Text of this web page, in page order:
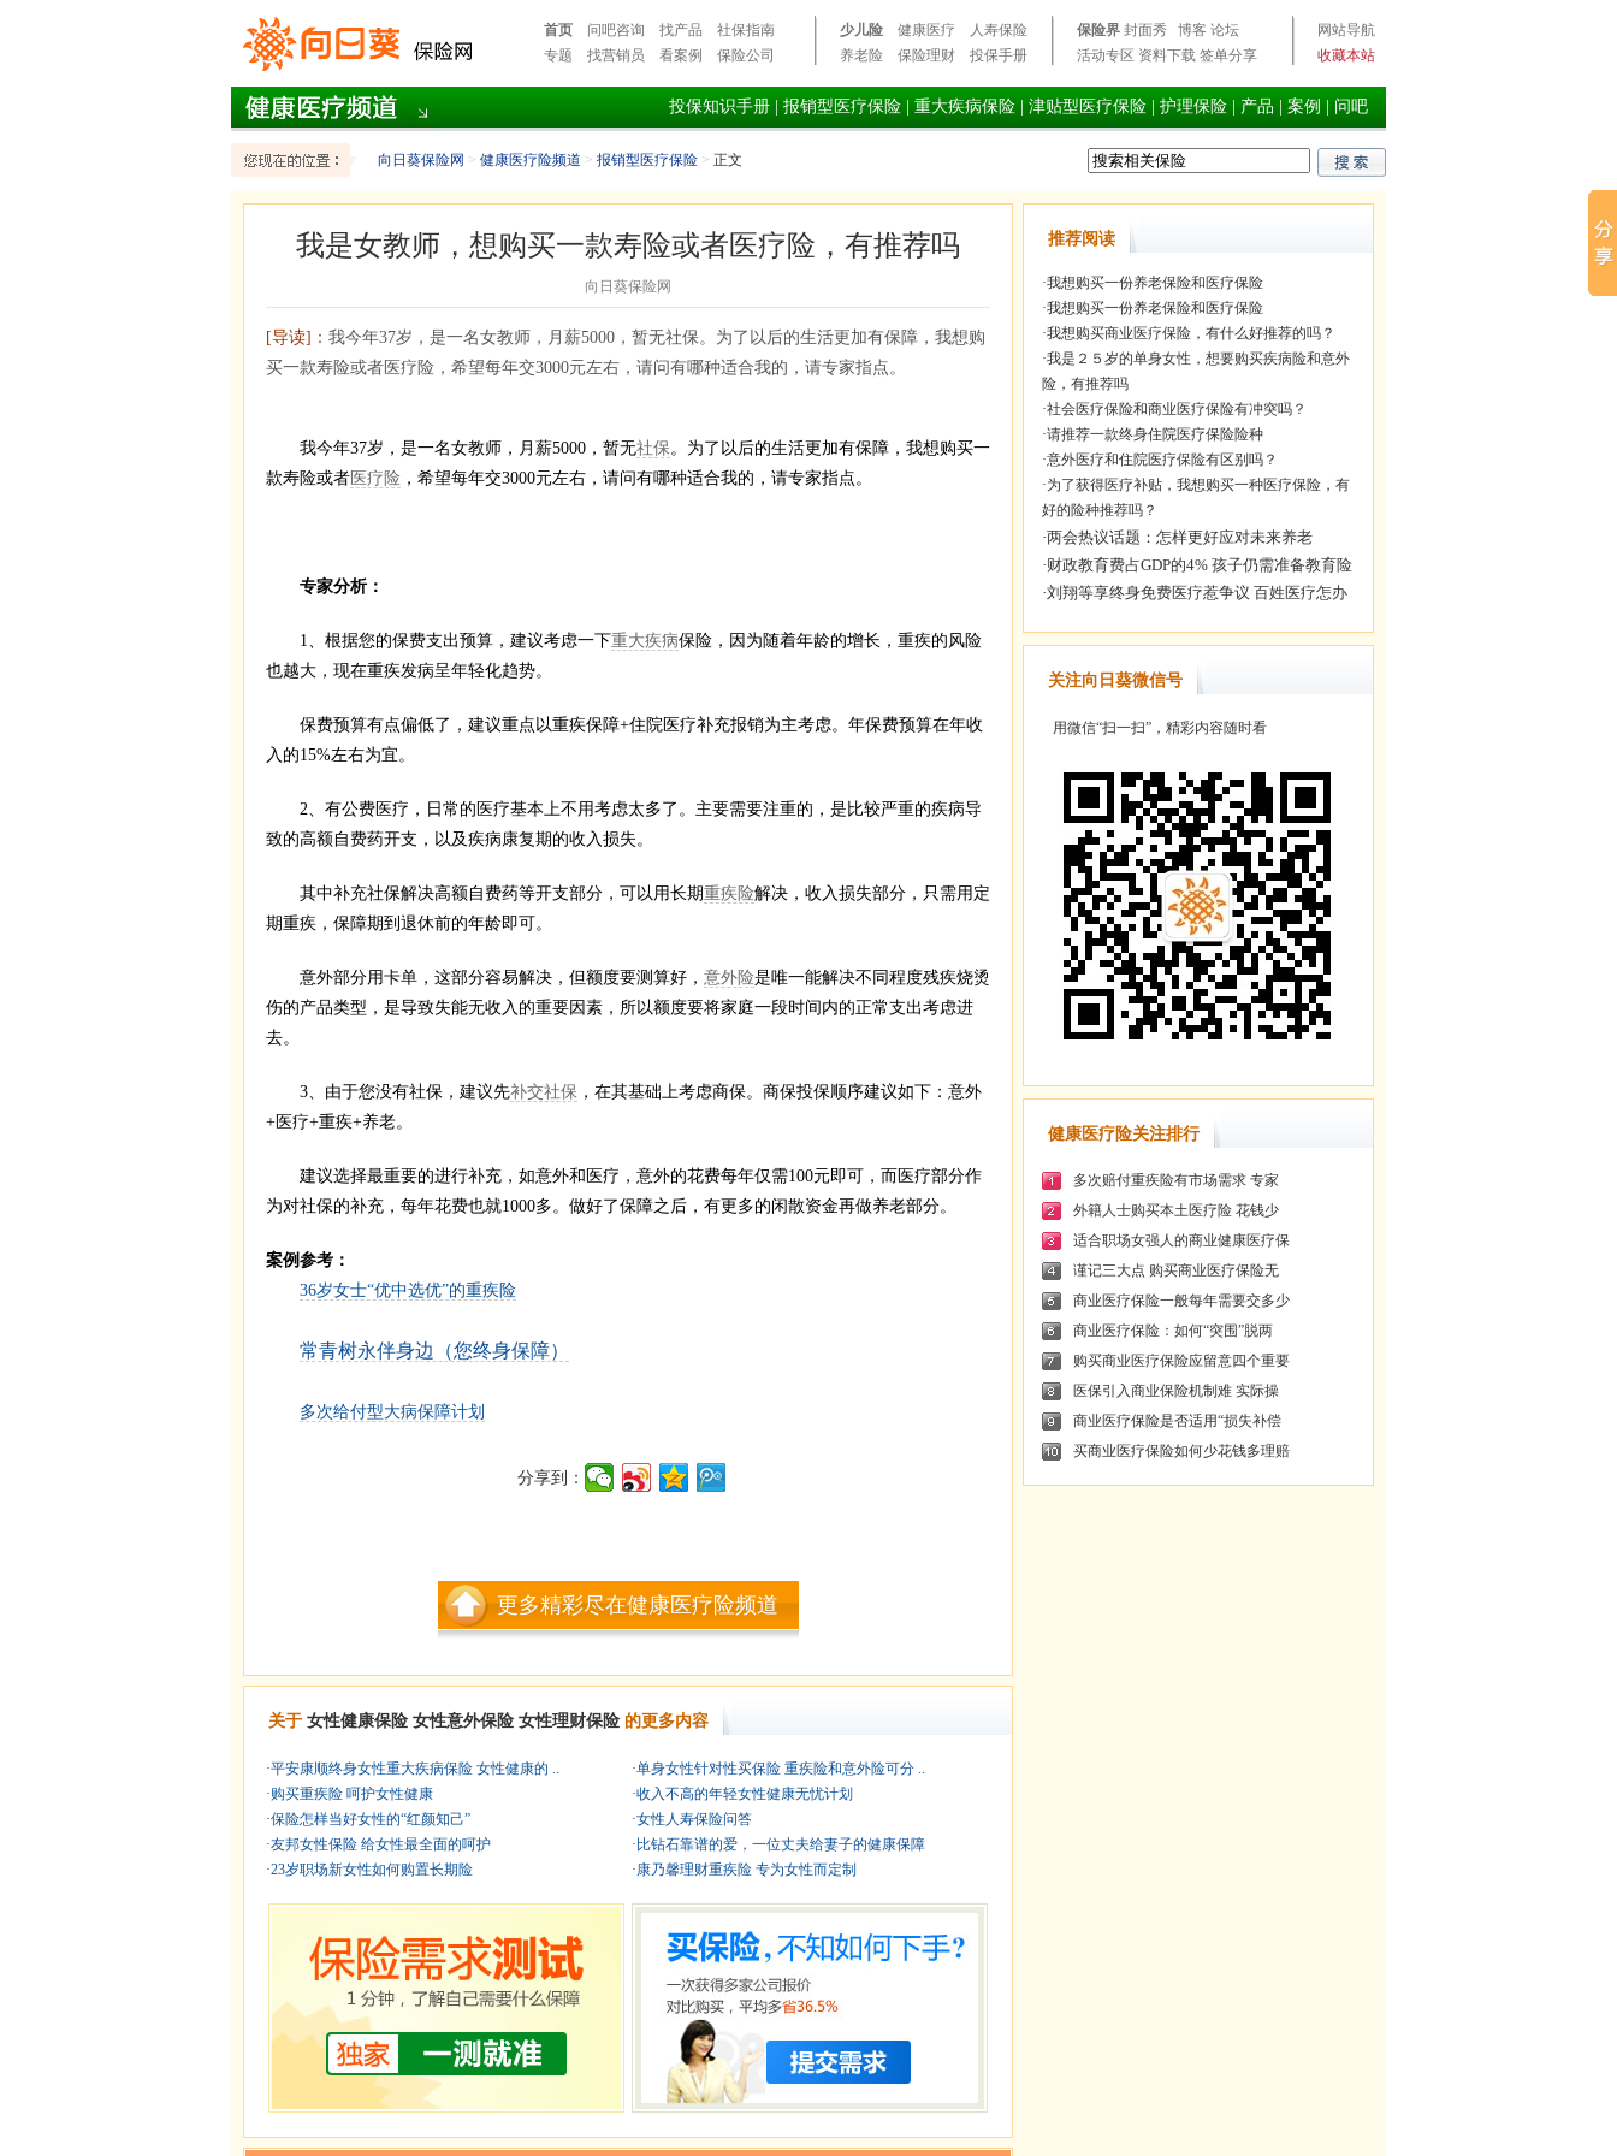
首页 问吧咨询 找产品
社保指南
专题
找营销员 看案例 保险公司
少儿险 健康医疗
人寿保险
养老险
保险理财 投保手册
保险界 封面秀 博客 论坛
活动专区 资料下载 签单分享
网站导航
收藏本站
投保知识手册 报销型医疗保险 重大疾病保险 津贴型医疗保险 护理保险 产品 案例 问吧
向日葵保险网 > 健康医疗险频道 > 报销型医疗保险 > 正文
我是女教师，想购买一款寿险或者医疗险，有推荐吗
向日葵保险网
[导读] ：我今年37岁，是一名女教师，月薪5000，暂无社保。为了以后的生活更加有保障，我想购
买一款寿险或者医疗险，希望每年交3000元左右，请问有哪种适合我的，请专家指点。
我今年37岁，是一名女教师，月薪5000，暂无社保。为了以后的生活更加有保障，我想购买一
款寿险或者 医疗险 ，希望每年交3000元左右，请问有哪种适合我的，请专家指点。
专家分析：
1、根据您的保费支出预算，建议考虑一下重大疾病保险，因为随着年龄的增长，重疾的风险
也越大，现在重疾发病呈年轻化趋势。
保费预算有点偏低了，建议重点以重疾保障+住院医疗补充报销为主考虑。年保费预算在年收
入的15%左右为宜。
2、有公费医疗，日常的医疗基本上不用考虑太多了。主要需要注重的，是比较严重的疾病导
致的高额自费药开支，以及疾病康复期的收入损失。
其中补充社保解决高额自费药等开支部分，可以用长期重疾险解决，收入损失部分，只需用定
期重疾，保障期到退休前的年龄即可。
意外部分用卡单，这部分容易解决，但额度要测算好， 意外险是唯一能解决不同程度残疾烧烫
伤的产品类型，是导致失能无收入的重要因素，所以额度要将家庭一段时间内的正常支出考虑进
去。
3、由于您没有社保，建议先补交社保 ，在其基础上考虑商保。商保投保顺序建议如下：意外
+医疗+重疾+养老。
建议选择最重要的进行补充，如意外和医疗，意外的花费每年仅需100元即可，而医疗部分作
为对社保的补充，每年花费也就1000多。做好了保障之后，有更多的闲散资金再做养老部分。
案例参考：
36岁女士“优中选优”的重疾险
常青树永伴身边（您终身保障）
多次给付型大病保障计划
分享到：
更多精彩尽在健康医疗险频道
关于 女性健康保险 女性意外保险 女性理财保险 的更多内容
·平安康顺终身女性重大疾病保险 女性健康的 ..
·购买重疾险 呵护女性健康
·保险怎样当好女性的“红颜知己”
·友邦女性保险 给女性最全面的呵护
·23岁职场新女性如何购置长期险
·单身女性针对性买保险 重疾险和意外险可分 ..
·收入不高的年轻女性健康无忧计划
·女性人寿保险问答
· 比钻石靠谱的爱，一位丈夫给妻子的健康保障
·康乃馨理财重疾险 专为女性而定制
推荐阅读
·我想购买一份养老保险和医疗保险
·我想购买一份养老保险和医疗保险
·我想购买商业医疗保险，有什么好推荐的吗？
·我是２５岁的单身女性，想要购买疾病险和意外
险，有推荐吗
·社会医疗保险和商业医疗保险有冲突吗？
·请推荐一款终身住院医疗保险险种
·意外医疗和住院医疗保险有区别吗？
·为了获得医疗补贴，我想购买一种医疗保险，有
好的险种推荐吗？
关注向日葵微信号
用微信“扫一扫”，精彩内容随时看
健康医疗险关注排行
多次赔付重疾险有市场需求 专家
外籍人士购买本土医疗险 花钱少
适合职场女强人的商业健康医疗保
谨记三大点 购买商业医疗保险无
商业医疗保险一般每年需要交多少
商业医疗保险：如何“突围”脱两
购买商业医疗保险应留意四个重要
医保引入商业保险机制难 实际操
商业医疗保险是否适用“损失补偿
买商业医疗保险如何少花钱多理赔